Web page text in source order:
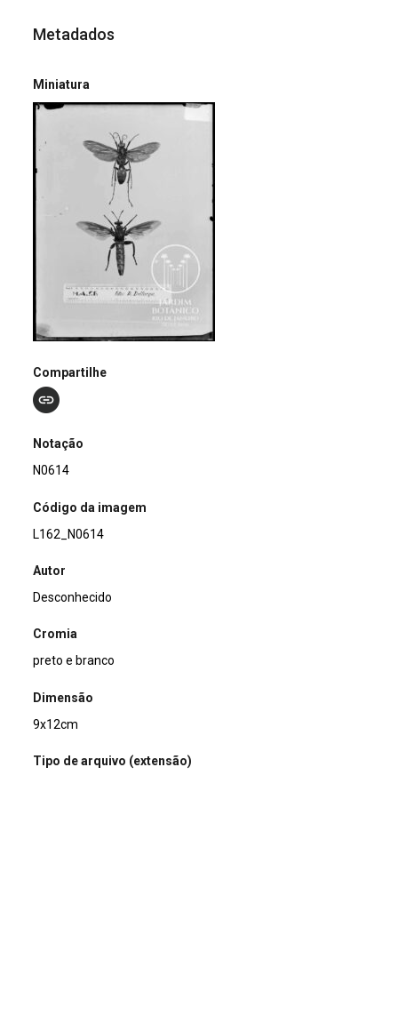
Metadados
Miniatura
Compartilhe
Notação
N0614
Código da imagem
L162_N0614
Autor
Desconhecido
Cromia
preto e branco
Dimensão
9x12cm
Tipo de arquivo (extensão)